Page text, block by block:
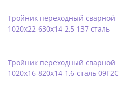
Тройник переходный сварной
1020х22-630х14-2,5 137 сталь
Тройник переходный сварной
1020х16-820х14-1,6-сталь 09Г2С